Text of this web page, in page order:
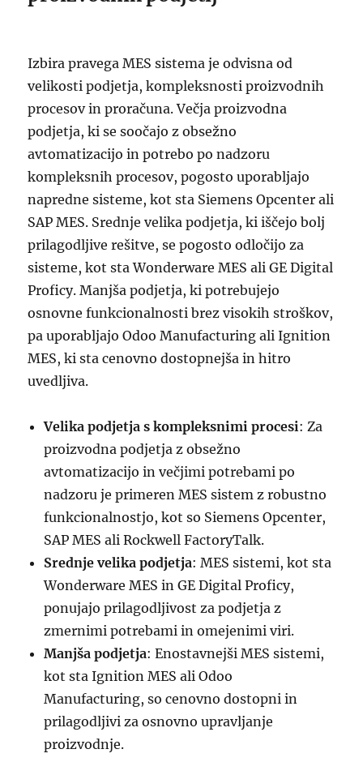
Izbira pravega MES sistema je odvisna od
velikosti podjetja, kompleksnosti proizvodnih
procesov in proračuna. Večja proizvodna
podjetja, ki se soočajo z obsežno
avtomatizacijo in potrebo po nadzoru
kompleksnih procesov, pogosto uporabljajo
napredne sisteme, kot sta Siemens Opcenter ali
SAP MES. Srednje velika podjetja, ki iščejo bolj
prilagodljive rešitve, se pogosto odločijo za
sisteme, kot sta Wonderware MES ali GE Digital
Proficy. Manjša podjetja, ki potrebujejo
osnovne funkcionalnosti brez visokih stroškov,
pa uporabljajo Odoo Manufacturing ali Ignition
MES, ki sta cenovno dostopnejša in hitro
uvedljiva.
Velika podjetja s kompleksnimi procesi: Za
proizvodna podjetja z obsežno
avtomatizacijo in večjimi potrebami po
nadzoru je primeren MES sistem z robustno
funkcionalnostjo, kot so Siemens Opcenter,
SAP MES ali Rockwell FactoryTalk.
Srednje velika podjetja: MES sistemi, kot sta
Wonderware MES in GE Digital Proficy,
ponujajo prilagodljivost za podjetja z
zmernimi potrebami in omejenimi viri.
Manjša podjetja: Enostavnejši MES sistemi,
kot sta Ignition MES ali Odoo
Manufacturing, so cenovno dostopni in
prilagodljivi za osnovno upravljanje
proizvodnje.